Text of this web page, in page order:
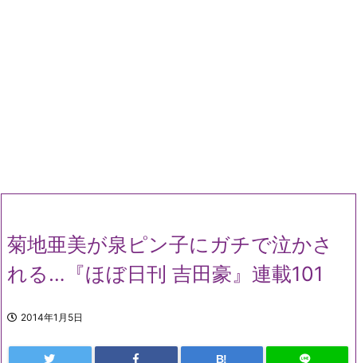
菊地亜美が泉ピン子にガチで泣かさ
れる…『ほぼ日刊 吉田豪』連載101
2014年1月5日
B!